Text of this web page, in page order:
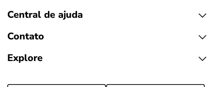
Central de ajuda
Contato
Explore